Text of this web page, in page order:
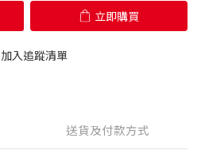
立即購買
加入追蹤清單
送貨及付款方式